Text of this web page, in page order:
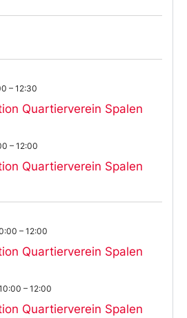
Quartierverein Spalen
– 12:30
Quartierverein Spalen
– 12:00
Quartierverein Spalen
– 12:00
Quartierverein Spalen
– 12:00